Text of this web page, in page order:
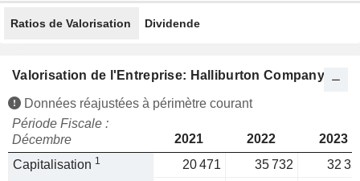
Ratios de Valorisation Dividende
Valorisation de l'Entreprise: Halliburton Company
Données réajustées à périmètre courant
Période Fiscale :
Décembre
2021 2022
2023
Capitalisation 1 20 471 35 732 32